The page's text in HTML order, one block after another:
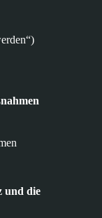
und die